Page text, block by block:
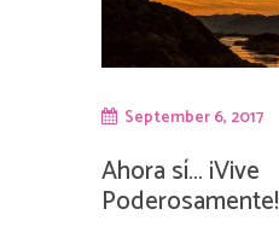
September 6, 2017
Ahora sí… ¡Vive
Poderosamente!